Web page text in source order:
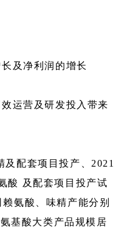
及净利润的增长
运营及研发投入带来
配套项目投产、2021
酸 及配套项目投产试
氨酸、味精产能分别
基酸大类产品规模居